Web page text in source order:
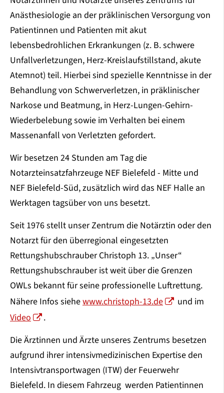
Anästhesiologie an der präklinischen Versorgung von
Patientinnen und Patienten mit akut
lebensbedrohlichen Erkrankungen (z. B. schwere
Unfallverletzungen, Herz-Kreislaufstillstand, akute
Atemnot) teil. Hierbei sind spezielle Kenntnisse in der
Behandlung von Schwerverletzen, in präklinischer
Narkose und Beatmung, in Herz-Lungen-Gehirn-
Wiederbelebung sowie im Verhalten bei einem
Massenanfall von Verletzten gefordert.
Wir besetzen 24 Stunden am Tag die
Notarzteinsatzfahrzeuge NEF Bielefeld - Mitte und
NEF Bielefeld-Süd, zusätzlich wird das NEF Halle an
Werktagen tagsüber von uns besetzt.
Seit 1976 stellt unser Zentrum die Notärztin oder den
Notarzt für den überregional eingesetzten
Rettungshubschrauber Christoph 13. „Unser“
Rettungshubschrauber ist weit über die Grenzen
OWLs bekannt für seine professionelle Luftrettung.
Nähere Infos siehewww.christoph-13.de
und im
Video
.
Die Ärztinnen und Ärzte unseres Zentrums besetzen
aufgrund ihrer intensivmedizinischen Expertise den
Intensivtransportwagen (ITW) der Feuerwehr
Bielefeld. In diesem Fahrzeug werden Patientinnen